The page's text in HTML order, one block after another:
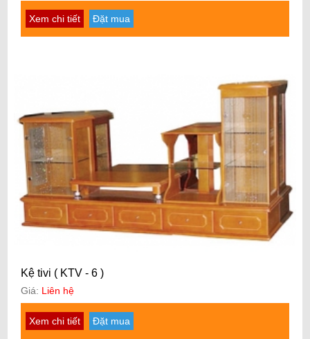
Xem chi tiết Đặt mua
Kệ tivi ( KTV - 6 )
Giá: Liên hệ
Xem chi tiết Đặt mua